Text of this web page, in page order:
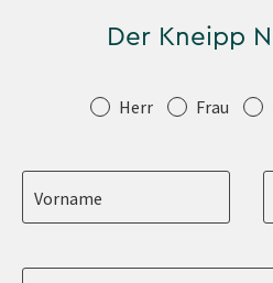
Der Kneipp
Anrede Herr Frau
Vorname